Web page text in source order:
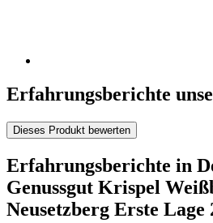
Erfahrungsberichte
Dieses Produkt bewerten
Erfahrungsberichte in
Genussgut Krispel
Neusetzberg Erste Lage